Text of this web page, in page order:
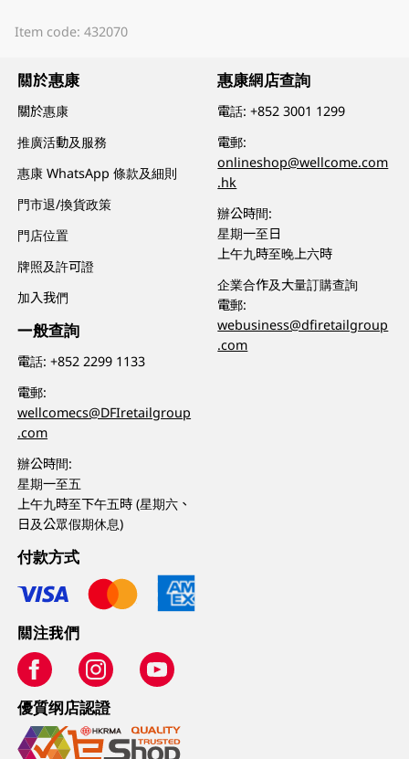
Item code: 432070
關於惠康
關於惠康
推廣活動及服務
惠康 WhatsApp 條款及細則
門市退/換貨政策
門店位置
牌照及許可證
加入我們
一般查詢
電話:+852 2299 1133
電郵:
wellcomecs@DFIretailgroup
.com
辦公時間:
星期一至五
上午九時至下午五時 (星期六、
日及公眾假期休息)
惠康網店查詢
電話:+852 3001 1299
電郵:
onlineshop@wellcome.com
.hk
辦公時間:
星期一至日
上午九時至晚上六時
企業合作及大量訂購查詢
電郵:
webusiness@dfiretailgroup
.com
付款方式
關注我們
優質纲店認證